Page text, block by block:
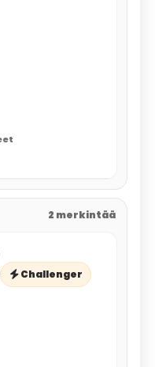
2 merkintää
Challenger